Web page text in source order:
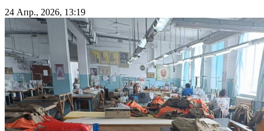
24 Апр., 2026, 13:19